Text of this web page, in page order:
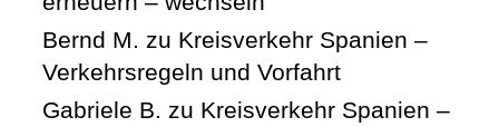
Bernd M. zu Kreisverkehr Spanien –
Verkehrsregeln und Vorfahrt
Gabriele B. zu Kreisverkehr Spanien –